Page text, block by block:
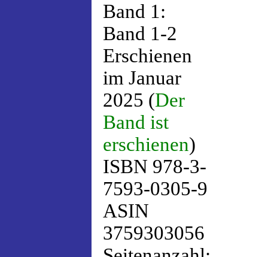
Band 1:
Band 1-2
Erschienen
im Januar
2025 (Der
Band ist
erschienen)
ISBN 978-3-
7593-0305-9
ASIN
3759303056